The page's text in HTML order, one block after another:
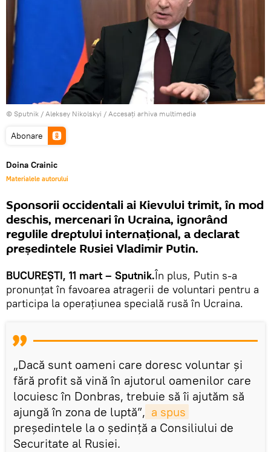
© Sputnik / Aleksey Nikolskyi / Accesați arhiva multimedia
Abonare
Doina Crainic
Materialele autorului
Sponsorii occidentali ai Kievului trimit, în mod
deschis, mercenari în Ucraina, ignorând
regulile dreptului internațional, a declarat
președintele Rusiei Vladimir Putin.
BUCUREŞTI, 11 mart – Sputnik.În plus, Putin s-a
pronunțat în favoarea atragerii de voluntari pentru a
participa la operațiunea specială rusă în Ucraina.
„Dacă sunt oameni care doresc voluntar și
fără profit să vină în ajutorul oamenilor care
locuiesc în Donbras, trebuie să îi ajutăm să
ajungă în zona de luptă”, a spus
președintele la o ședință a Consiliului de
Securitate al Rusiei.